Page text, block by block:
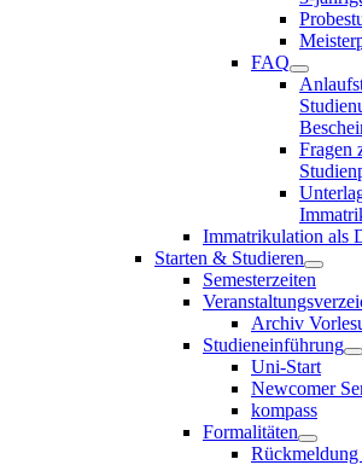
FAQ
Fragen
Immatrikulation als
Starten & Studieren
Semesterzeiten
Archiv
Studieneinführung
Uni-Start
Newcomer
kompass
Formalitäten
Rückmeldung